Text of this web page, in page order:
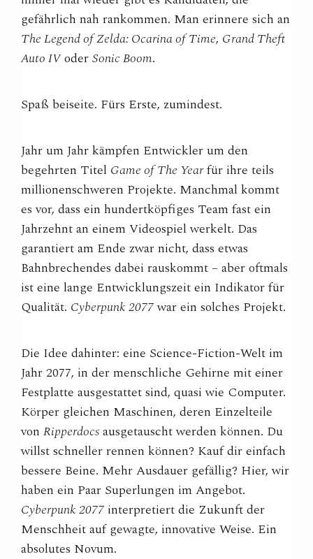
gefährlich nah rankommen. Man erinnere sich an
The Legend of Zelda: Ocarina of Time, Grand Theft
Auto IVoderSonic Boom.
Spaß beiseite. Fürs Erste, zumindest.
Jahr um Jahr kämpfen Entwickler um den
begehrten Titel Game of The Yearfür ihre teils
millionenschweren Projekte. Manchmal kommt
es vor, dass ein hundertköpfiges Team fast ein
Jahrzehnt an einem Videospiel werkelt. Das
garantiert am Ende zwar nicht, dass etwas
Bahnbrechendes dabei rauskommt – aber oftmals
ist eine lange Entwicklungszeit ein Indikator für
Qualität. Cyberpunk 2077war ein solches Projekt.
Die Idee dahinter: eine Science-Fiction-Welt im
Jahr 2077, in der menschliche Gehirne mit einer
Festplatte ausgestattet sind, quasi wie Computer.
Körper gleichen Maschinen, deren Einzelteile
von Ripperdocsausgetauscht werden können. Du
willst schneller rennen können? Kauf dir einfach
bessere Beine. Mehr Ausdauer gefällig? Hier, wir
haben ein Paar Superlungen im Angebot.
Cyberpunk 2077 interpretiert die Zukunft der
Menschheit auf gewagte, innovative Weise. Ein
absolutes Novum.